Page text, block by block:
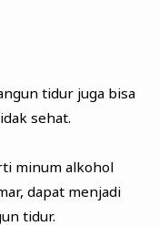
tidur juga bisa
sehat.
minum alkohol
dapat menjadi
tidur.